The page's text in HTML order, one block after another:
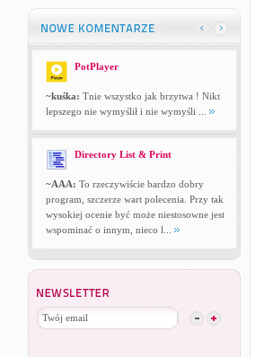
PotPlayer
~kuśka: Tnie wszystko jak brzytwa ! Nikt
lepszego nie wymyślił i nie wymyśli ...
Directory List & Print
~AAA: To rzeczywiście bardzo dobry
program, szczerze wart polecenia. Przy tak
wysokiej ocenie być może niestosowne jest
wspominać o innym, nieco l...